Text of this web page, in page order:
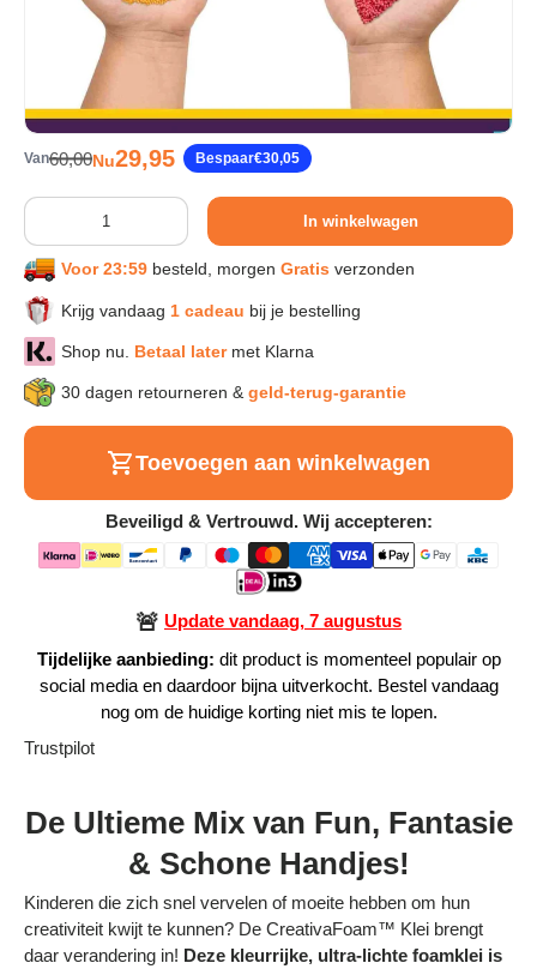
Sport & Herstel
Wonen & Interieur
Kids & Speelgoed
Huisdieren
Huishouden & Schoonmaak
Keuken & Koken
Verlichting & Sfeer
Alle Producten
Blogs
Over ons
VanReguliere prijs
60,00Verkoopprijs
Nu29,95 Bespaar€30,05
Aantal
In winkelwagen
Voor 23:59 besteld, morgen Gratis verzonden
Krijg vandaag 1 cadeau bij je bestelling
Shop nu. Betaal latermet Klarna
30 dagen retourneren & geld-terug-garantie
Toevoegen aan winkelwagen
Beveiligd & Vertrouwd. Wij accepteren:
🚨 Update vandaag, 7 augustus
Tijdelijke aanbieding: dit product is momenteel populair op
social media en daardoor bijna uitverkocht. Bestel vandaag
nog om de huidige korting niet mis te lopen.
Trustpilot
De Ultieme Mix van Fun, Fantasie
& Schone Handjes!
Kinderen die zich snel vervelen of moeite hebben om hun
creativiteit kwijt te kunnen? De CreativaFoam™ Klei brengt
daar verandering in! Deze kleurrijke, ultra-lichte foamklei is